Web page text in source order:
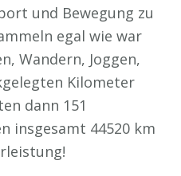
und Bewegung zu
egal wie war
Wandern, Joggen,
Kilometer
dann 151
insgesamt 44520 km